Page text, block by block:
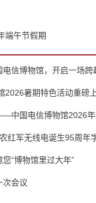
端午节假期
信博物馆，开启一场
2026暑期特色活动重磅
中国电信博物馆2026
红军无线电诞生95周年
“博物馆里过大年”
次会议